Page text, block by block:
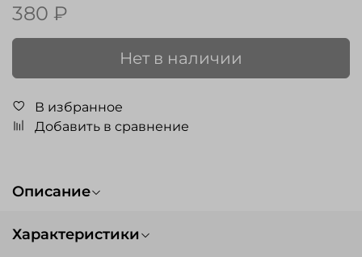
380 ₽
Нет в наличии
В избранное
Добавить в сравнение
Описание
Характеристики